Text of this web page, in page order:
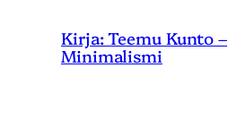
Kirja: Teemu Kunto –
Minimalismi